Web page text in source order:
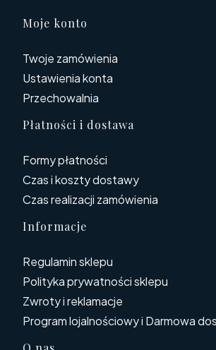
Linki w stopce
Moje konto
Twoje zamówienia
Ustawienia konta
Przechowalnia
Płatności i dostawa
Formy płatności
Czas i koszty dostawy
Czas realizacji zamówienia
Informacje
Regulamin sklepu
Polityka prywatności sklepu
Zwroty i reklamacje
Program lojalnościowy i Darmowa